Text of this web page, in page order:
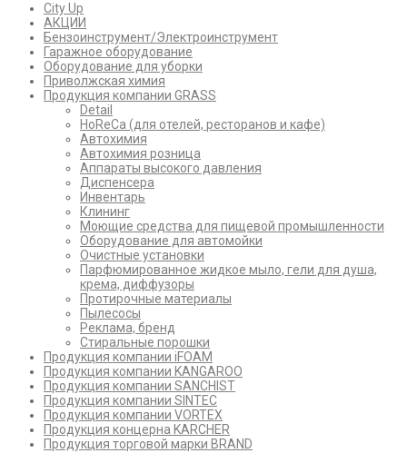
City Up
АКЦИИ
Бензоинструмент/Электроинструмент
Гаражное оборудование
Оборудование для уборки
Приволжская химия
Продукция компании GRASS
Detail
HoReCa (для отелей, ресторанов и кафе)
Автохимия
Автохимия розница
Аппараты высокого давления
Диспенсера
Инвентарь
Клининг
Моющие средства для пищевой промышленности
Оборудование для автомойки
Очистные установки
Парфюмированное жидкое мыло, гели для душа,
крема, диффузоры
Протирочные материалы
Пылесосы
Реклама, бренд
Стиральные порошки
Продукция компании iFOAM
Продукция компании KANGAROO
Продукция компании SANCHIST
Продукция компании SINTEC
Продукция компании VORTEX
Продукция концерна KARCHER
Продукция торговой марки BRAND